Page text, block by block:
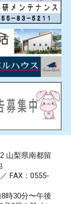
山梨県南都留
FAX：0555-
時30分〜午後